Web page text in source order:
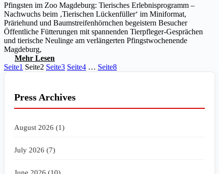
Pfingsten im Zoo Magdeburg: Tierisches Erlebnisprogramm –
Nachwuchs beim ‚Tierischen Lückenfüller‘ im Miniformat,
Präriehund und Baumstreifenhörnchen begeistern Besucher
Öffentliche Fütterungen mit spannenden Tierpfleger-Gesprächen
und tierische Neulinge am verlängerten Pfingstwochenende
Magdeburg,
Mehr Lesen
Seite1 Seite2 Seite3 Seite4 … Seite8
Press Archives
August 2026 (1)
July 2026 (7)